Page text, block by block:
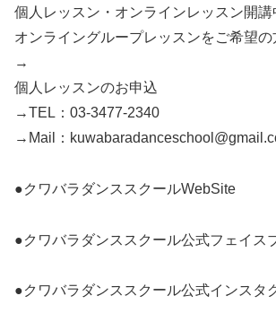
個人レッスン・オンラインレッスン開講
オンライングループレッスンをご希望の
→
個人レッスンのお申込
→TEL：03-3477-2340
→Mail：
●クワバラダンススクールWebSite
●クワバラダンススクール公式フェイス
●クワバラダンススクール公式インスタ